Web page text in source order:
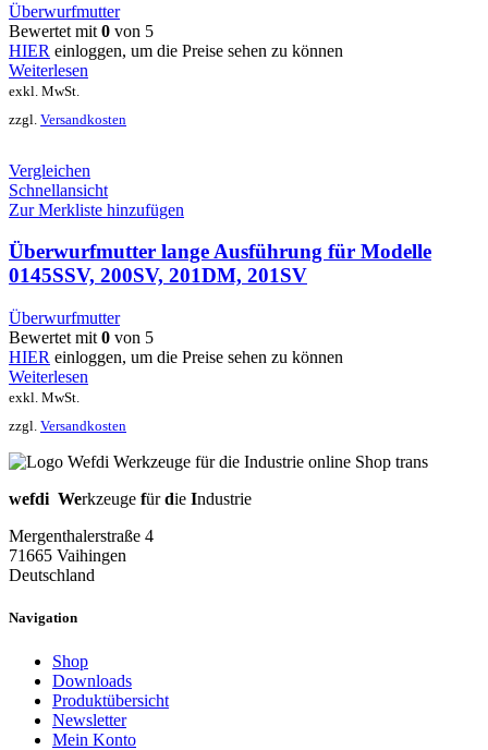
Überwurfmutter
Bewertet mit 0 von 5
HIER einloggen, um die Preise sehen zu können
Weiterlesen
exkl. MwSt.
zzgl. Versandkosten
Vergleichen
Schnellansicht
Zur Merkliste hinzufügen
Überwurfmutter lange Ausführung für Modelle
0145SSV, 200SV, 201DM, 201SV
Überwurfmutter
Bewertet mit 0 von 5
HIER einloggen, um die Preise sehen zu können
Weiterlesen
exkl. MwSt.
zzgl. Versandkosten
wefdi Werkzeuge fürdie Industrie
Mergenthalerstraße 4
71665 Vaihingen
Deutschland
Navigation
Shop
Downloads
Produktübersicht
Newsletter
Mein Konto